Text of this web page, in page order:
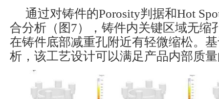
通过对铸件的Porosity判据和Hot
合分析（图7），铸件内关键区域无缩
在铸件底部减重孔附近有轻微缩松。
析，该工艺设计可以满足产品内部质